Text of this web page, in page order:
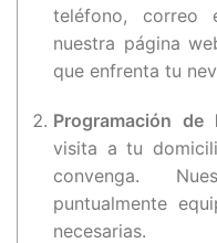
teléfono,
nuestra página
que enfrenta tu
Programación de
visita a tu
convenga.
puntualmente
necesarias.